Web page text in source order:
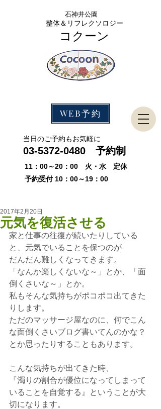
石神井公園
整体＆リフレクソロジー
コクーン
WEB予約
​当日のご予約もお気軽に
03-5372-0480 予約制
11：00～20：00 火・水 定休
予約受付 10：00～19：00
元気を復活させる
2017年2月20日
家と仕事の往復が続いたりしている
と、元気でいることを保つのが
だんだん難しくなってきます。
「なんか楽しくないな～」とか、「面
倒くさいな～」とか。
私もそんな気持ちがポコポコ出てきた
りします。
ただのマッサージ屋なのに、何でこん
な面倒くさいブログ書いてんのかな？
とか思ったりすることもあります。
こんな気持ちが出てきた時、
『濁りの割合が優位になってしまって
いることを自覚する』ということが大
切になります。